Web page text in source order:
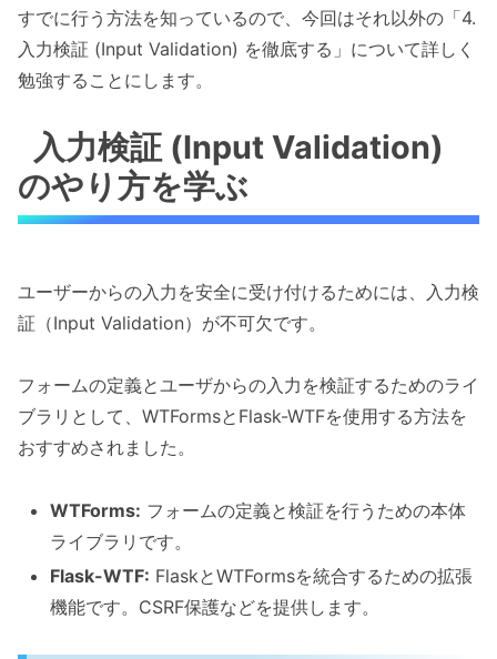
すでに行う方法を知っているので、今回はそれ以外の「4.
入力検証 (Input Validation) を徹底する」について詳しく
勉強することにします。
入力検証 (Input Validation)
のやり方を学ぶ
ユーザーからの入力を安全に受け付けるためには、入力検
証（Input Validation）が不可欠です。
フォームの定義とユーザからの入力を検証するためのライ
ブラリとして、WTFormsとFlask-WTFを使用する方法を
おすすめされました。
WTForms: フォームの定義と検証を行うための本体
ライブラリです。
Flask-WTF: FlaskとWTFormsを統合するための拡張
機能です。CSRF保護などを提供します。